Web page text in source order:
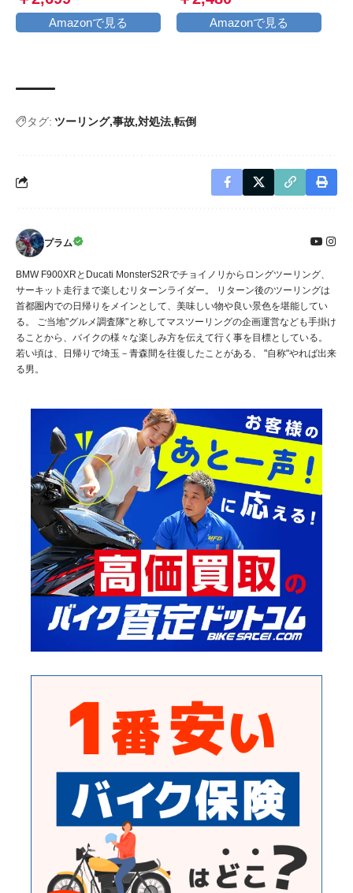
ホルダー, motorcycle
phone mount, 360度回転,
振動吸収, iPhone15 15Plus
Amazonで見る Amazonで見る
タグ: ツーリング 事故 対処法 転倒
プラム
BMW F900XRとDucati MonsterS2Rでチョイノリからロングツーリング、
サーキット走行まで楽しむリターンライダー。 リターン後のツーリングは
首都圏内での日帰りをメインとして、美味しい物や良い景色を堪能してい
る。 ご当地"グルメ調査隊"と称してマスツーリングの企画運営なども手掛け
ることから、バイクの様々な楽しみ方を伝えて行く事を目標としている。
若い頃は、日帰りで埼玉－青森間を往復したことがある、 "自称"やれば出来
る男。